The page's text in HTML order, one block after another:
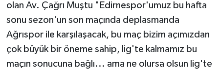
olan Av. Çağrı Muştu "Edirnespor'umuz bu hafta
sonu sezon'un son maçında deplasmanda
Ağrıspor ile karşılaşacak, bu maç bizim açımızdan
çok büyük bir öneme sahip, lig'te kalmamız bu
maçın sonucuna bağlı... ama ne olursa olsun lig'te